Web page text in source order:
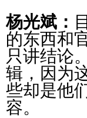
杨光斌：
的东西和
只讲结论
辑，因为
些却是他
容。